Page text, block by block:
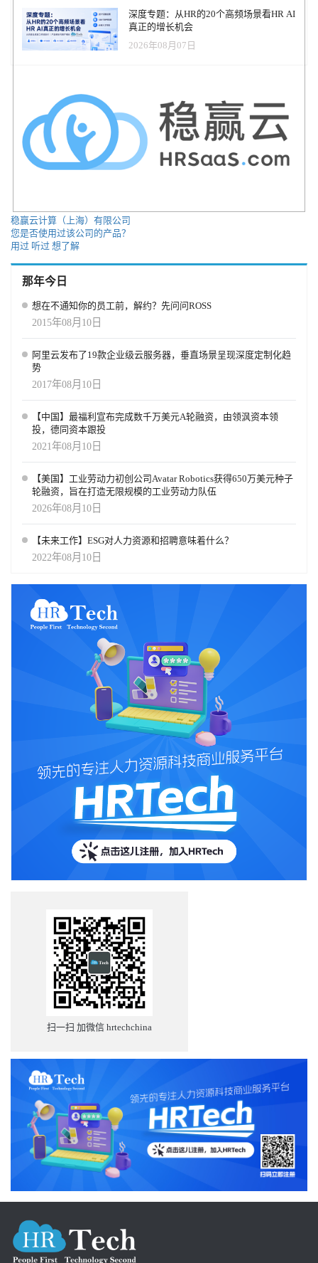
到您的整个办公室都是由名叫贾里德（Jared）的白人组成的，这些
人去过常春藤联盟，打长曲棍球，读过哈利·波特（这是一个实际例
子）！” 麦格雷戈说。 克服这一问题的关键是摆脱经验和资格等特
质（AI可能会对来自著名大学/公司的候选人产生偏见），而应专注
开发解决AI和ML偏见的道德框架。尽管理事会的持续时间不会超过
一周，但领先的公司和人力资源专业人员需要齐心协力制定和执行
解决AI偏见的道德法规。 谈到人力资源领域的人工智能伦理时，
HireVue的首席技术官洛伦·拉森（Loren Larsen）说：“由于人工智能
的，而且不够细致。” 选择HR技术时将减少AI偏差作为决定因素
这并不是所有的坏消息-创新者现在越来越意识到AI的偏见，并渴望
设计专门针对这一挑战的解决方案。例如，梅花是一个“人类潜力量
词”，可以解决偏见并支持道德人才决策。此外，基于AI的简历构建
器（例如CareerBuilder的构建器）可以帮助消除潜在的招聘偏见，从
这是一个绝佳时机。HR中的AI无疑会改变游戏规则，有助于更深入
地发掘最聪明的人才。但是，要改变游戏规则，需要经过精心训练
力资源而言）。这一计划既要有道德意识，又要引人注目。 有了这
些关键的细则，人工智能在你的招聘计划中继续拥有巨大的潜力。
以上由AI翻译，仅供参考！ 作者：Chiradeep BasuMallick 来源：
https://www.hrtechnologist.com/articles/digital-transformation/experts-
效和参与，对组织的保留，创新和客户关系产生积极影响。 尽管
Plum最初是作为一种招聘工具推出的，但该平台的产品已经扩展到
能够在员工生命周期的每个阶段(包括招聘、人才流动、学习和发
platform-plum-raises-42-million-in-seed-funding/
深度专题：从HR的20个高频场景看HR AI
真正的增长机会
2026年08月07日
稳赢云计算（上海）有限公司
您是否使用过该公司的产品？
用过 听过 想了解
那年今日
想在不通知你的员工前，解约？先问问ROSS
2015年08月10日
阿里云发布了19款企业级云服务器，垂直场景呈现深度定制化趋
势
2017年08月10日
【中国】最福利宣布完成数千万美元A轮融资，由领沨资本领
投，德同资本跟投
2021年08月10日
【美国】工业劳动力初创公司Avatar Robotics获得650万美元种子
轮融资，旨在打造无限规模的工业劳动力队伍
2026年08月10日
【未来工作】ESG对人力资源和招聘意味着什么？
2022年08月10日
扫一扫 加微信 hrtechchina